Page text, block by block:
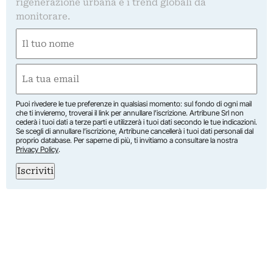
rigenerazione urbana e i trend globali da
monitorare.
(Required)
First
(Required)
Puoi rivedere le tue preferenze in qualsiasi momento: sul fondo di ogni mail
che ti invieremo, troverai il link per annullare l’iscrizione. Artribune Srl non
cederà i tuoi dati a terze parti e utilizzerà i tuoi dati secondo le tue indicazioni.
Se scegli di annullare l’iscrizione, Artribune cancellerà i tuoi dati personali dal
proprio database. Per saperne di più, ti invitiamo a consultare la nostra
Privacy Policy.
Iscriviti